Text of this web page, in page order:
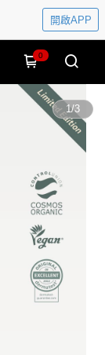
開啟APP
0
1/3